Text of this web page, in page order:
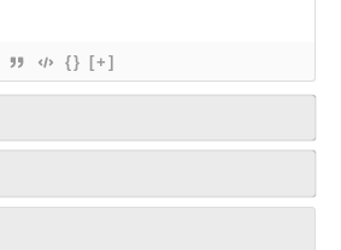
{} [+]